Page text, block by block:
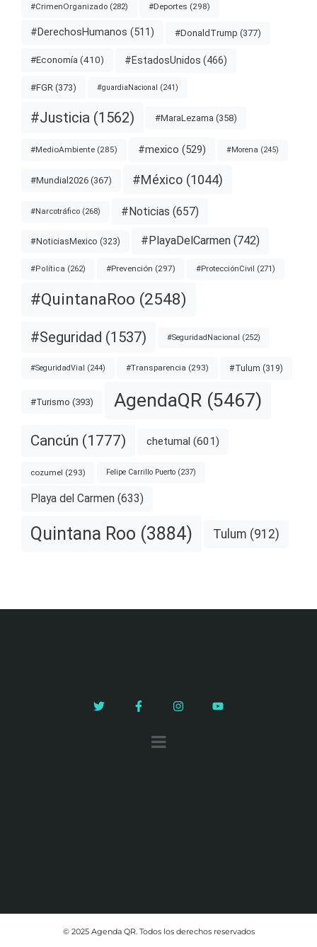
#CrimenOrganizado (282) #Deportes (298)
#DerechosHumanos (511) #DonaldTrump (377)
#Economía (410) #EstadosUnidos (466)
#FGR (373) #guardiaNacional (241)
#Justicia (1562) #MaraLezama (358)
#MedioAmbiente (285) #mexico (529) #Morena (245)
#Mundial2026 (367) #México (1044)
#Narcotráfico (268) #Noticias (657)
#NoticiasMexico (323) #PlayaDelCarmen (742)
#Política (262) #Prevención (297) #ProtecciónCivil (271)
#QuintanaRoo (2548)
#Seguridad (1537) #SeguridadNacional (252)
#SeguridadVial (244) #Transparencia (293) #Tulum (319)
#Turismo (393) AgendaQR (5467)
Cancún (1777) chetumal (601)
cozumel (293) Felipe Carrillo Puerto (237)
Playa del Carmen (633)
Quintana Roo (3884) Tulum (912)
© 2025 Agenda QR. Todos los derechos reservados